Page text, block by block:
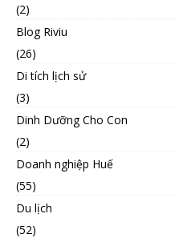
(2)
Blog Riviu
(26)
Di tích lịch sử
(3)
Dinh Dưỡng Cho Con
(2)
Doanh nghiệp Huế
(55)
Du lịch
(52)